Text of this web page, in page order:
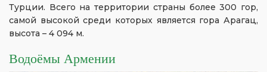
Турции. Всего на территории страны более 300 гор,
самой высокой среди которых является гора Арагац,
высота – 4 094 м.
Водоёмы Армении